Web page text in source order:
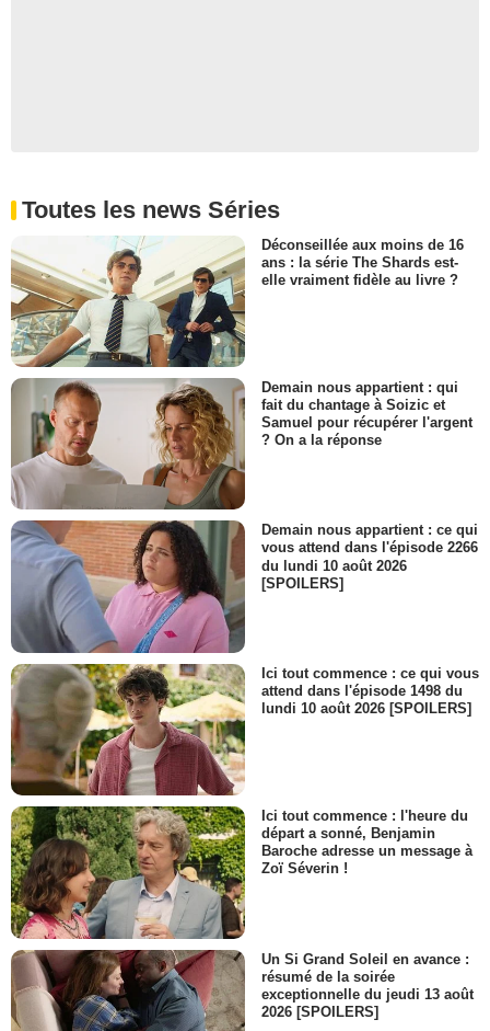
Toutes les news Séries
Déconseillée aux moins de 16
ans : la série The Shards est-
elle vraiment fidèle au livre ?
Demain nous appartient : qui
fait du chantage à Soizic et
Samuel pour récupérer l'argent
? On a la réponse
Demain nous appartient : ce qui
vous attend dans l'épisode 2266
du lundi 10 août 2026
[SPOILERS]
Ici tout commence : ce qui vous
attend dans l'épisode 1498 du
lundi 10 août 2026 [SPOILERS]
Ici tout commence : l'heure du
départ a sonné, Benjamin
Baroche adresse un message à
Zoï Séverin !
Un Si Grand Soleil en avance :
résumé de la soirée
exceptionnelle du jeudi 13 août
2026 [SPOILERS]